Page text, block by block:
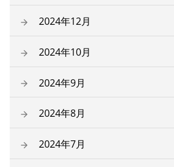
2024年12月
2024年10月
2024年9月
2024年8月
2024年7月